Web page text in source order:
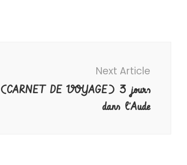
Next Article
(CARNET DE VOYAGE) 3 jours
dans l’Aude